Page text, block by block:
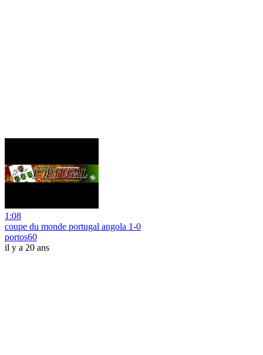
1:08
coupe du monde portugal angola 1-0
portos60
il y a 20 ans